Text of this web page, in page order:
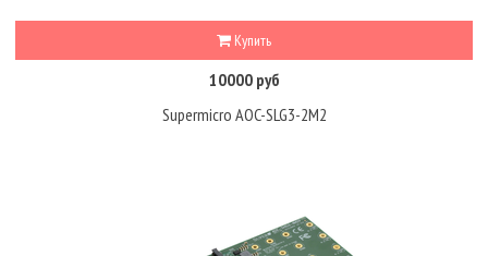
Купить
10000 руб
Supermicro AOC-SLG3-2M2